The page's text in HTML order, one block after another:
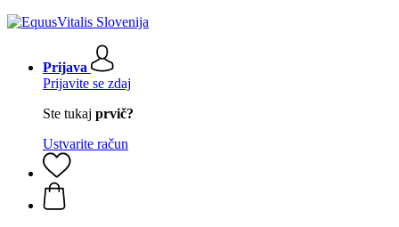
Prijava
Prijavite se zdaj
Ste tukaj prvič?
Ustvarite račun